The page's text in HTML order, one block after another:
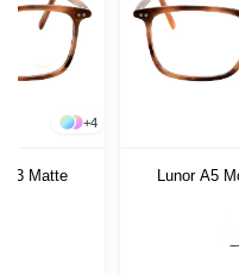
+4
03 Matte
Lunor A5